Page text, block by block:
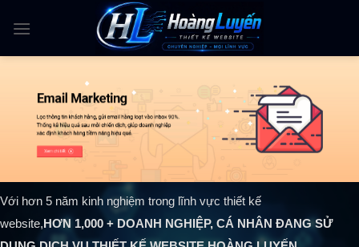
content
Với hơn 5 năm kinh nghiệm trong lĩnh vực thiết kế
website,HƠN 1,000 + DOANH NGHIỆP, CÁ NHÂN ĐANG SỬ